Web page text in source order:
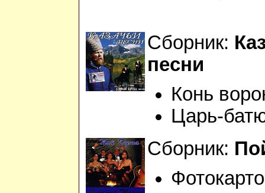
Сборник:
песни
Конь
Царь-
Сборник: